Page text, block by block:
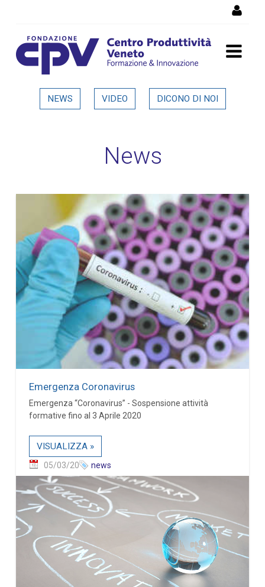
Dettaglio in evidenza
NEWS VIDEO DICONO DI NOI
News
Emergenza Coronavirus
Emergenza “Coronavirus” - Sospensione attività
formative fino al 3 Aprile 2020
VISUALIZZA »
05/03/20 news